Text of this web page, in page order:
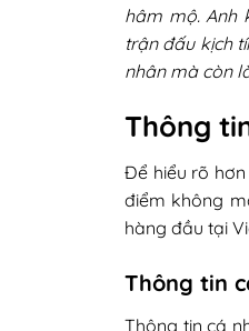
hâm mộ. Anh
trận đấu kịch
nhân mà còn
Thông
Để hiểu rõ
điểm không
hàng đầu tại
Thông tin
Thông tin cá